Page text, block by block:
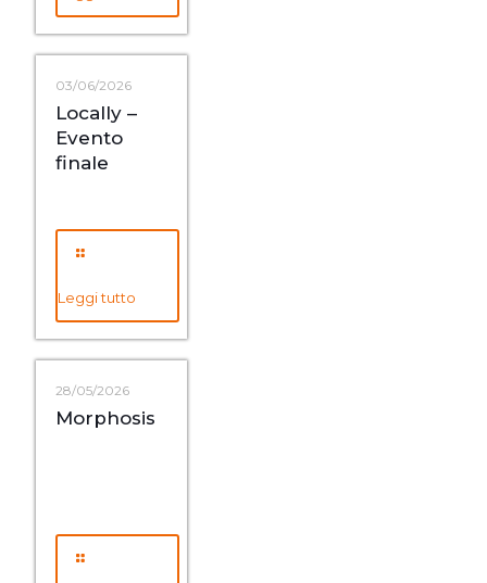
03/06/2026
Locally –
Evento
finale
Leggi tutto
28/05/2026
Morphosis